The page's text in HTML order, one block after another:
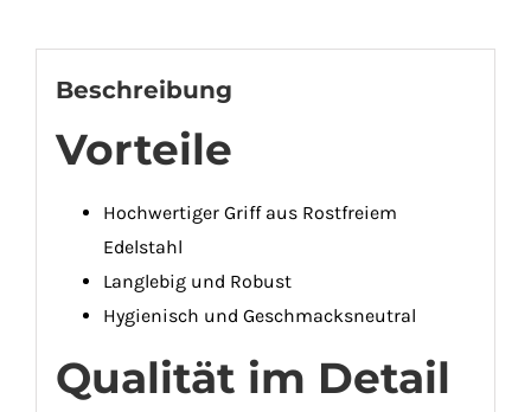
Beschreibung
Vorteile
Hochwertiger Griff aus Rostfreiem
Edelstahl
Langlebig und Robust
Hygienisch und Geschmacksneutral
Qualität im Detail